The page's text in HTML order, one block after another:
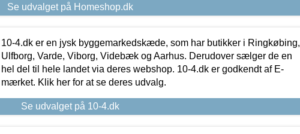
Se udvalget på Homeshop.dk
10-4.dk er en jysk byggemarkedskæde, som har butikker i Ringkøbing,
Ulfborg, Varde, Viborg, Videbæk og Aarhus. Derudover sælger de en
hel del til hele landet via deres webshop. 10-4.dk er godkendt af E-
mærket. Klik her for at se deres udvalg.
Se udvalget på 10-4.dk